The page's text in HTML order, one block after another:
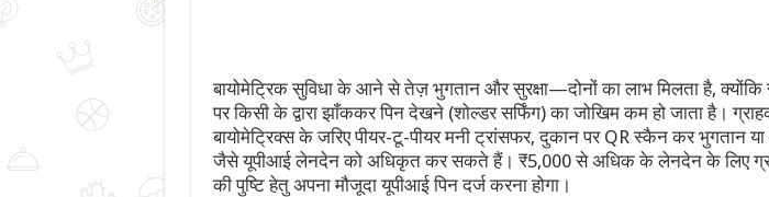
बायोमेट्रिक सुविधा के आने से तेज़ भुगतान और सुरक्षा—दोनों का लाभ मिलता है, क्योंकि
पर किसी के द्वारा झाँककर पिन देखने (शोल्डर सर्फिंग) का जोखिम कम हो जाता है।
बायोमेट्रिक्स के जरिए पीयर-टू-पीयर मनी ट्रांसफर, दुकान पर QR स्कैन कर भुगतान
जैसे यूपीआई लेनदेन को अधिकृत कर सकते हैं। ₹5,000 से अधिक के लेनदेन के लिए
की पुष्टि हेतु अपना मौजूदा यूपीआई पिन दर्ज करना होगा।